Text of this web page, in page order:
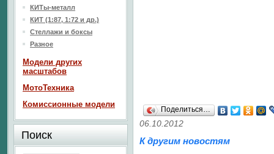
Поделиться…
06.10.2012
К другим новостям
КИТы-металл
КИТ (1:87, 1:72 и др.)
Стеллажи и боксы
Разное
Модели других
масштабов
МотоТехника
Комиссионные модели
Поиск